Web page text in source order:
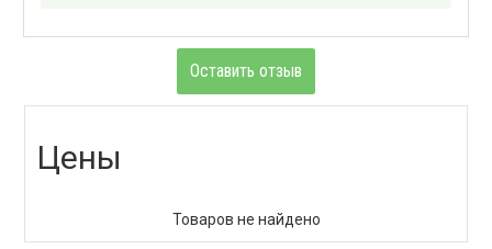
Оставить отзыв
Цены
Товаров не найдено